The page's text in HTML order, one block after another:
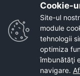
Copyright ©
Non-
Cookie-
Site-ul
module
tehnologii
optimiza
îmbunătăţi
navigare.